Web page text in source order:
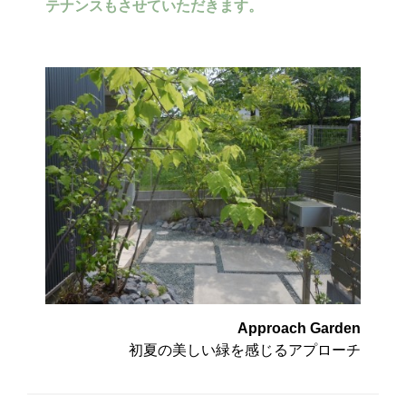
テナンスもさせていただきます。
Approach Garden
初夏の美しい緑を感じるアプローチ